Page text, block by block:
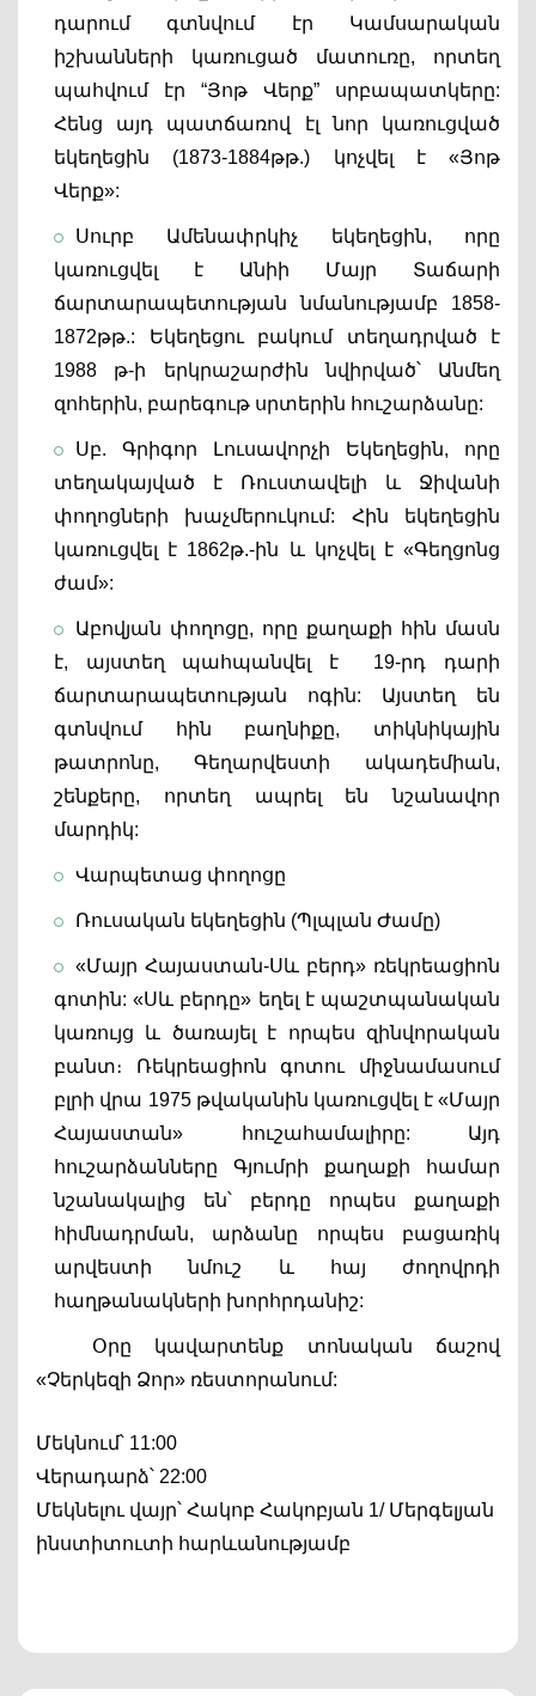
դարում գտնվում էր Կամսարական
իշխանների կառուցած մատուռը, որտեղ
պահվում էր “Յոթ Վերք” սրբապատկերը:
Հենց այդ պատճառով էլ նոր կառուցված
եկեղեցին (1873-1884թթ.) կոչվել է «Յոթ
Վերք»:
Սուրբ Ամենափրկիչ եկեղեցին, որը
կառուցվել է Անիի Մայր Տաճարի
ճարտարապետության նմանությամբ 1858-
1872թթ.: Եկեղեցու բակում տեղադրված է
1988 թ-ի երկրաշարժին նվիրված՝ Անմեղ
զոհերին, բարեգութ սրտերին հուշարձանը:
Սբ. Գրիգոր Լուսավորչի Եկեղեցին, որը
տեղակայված է Ռուստավելի և Ջիվանի
փողոցների խաչմերուկում: Հին եկեղեցին
կառուցվել է 1862թ.-ին և կոչվել է «Գեղցոնց
ժամ»:
Աբովյան փողոցը, որը քաղաքի հին մասն
է, այստեղ պահպանվել է  19-րդ դարի
ճարտարապետության ոգին: Այստեղ են
գտնվում հին բաղնիքը, տիկնիկային
թատրոնը, Գեղարվեստի ակադեմիան,
շենքերը, որտեղ ապրել են նշանավոր
մարդիկ:
Վարպետաց փողոցը
Ռուսական եկեղեցին (Պլպլան Ժամը)
«Մայր Հայաստան-Սև բերդ» ռեկրեացիոն
գոտին: «Սև բերդը» եղել է պաշտպանական
կառույց և ծառայել է որպես զինվորական
բանտ։ Ռեկրեացիոն գոտու միջնամասում
բլրի վրա 1975 թվականին կառուցվել է «Մայր
Հայաստան» հուշահամալիրը: Այդ
հուշարձանները Գյումրի քաղաքի համար
նշանակալից են՝ բերդը որպես քաղաքի
հիմնադրման, արձանը որպես բացառիկ
արվեստի նմուշ և հայ ժողովրդի
հաղթանակների խորհրդանիշ:
Օրը կավարտենք տոնական ճաշով
«Չերկեզի Ձոր» ռեստորանում:
Մեկնում՝ 11:00
Վերադարձ՝ 22:00
Մեկնելու վայր՝ Հակոբ Հակոբյան 1/ Մերգելյան
ինստիտուտի հարևանությամբ